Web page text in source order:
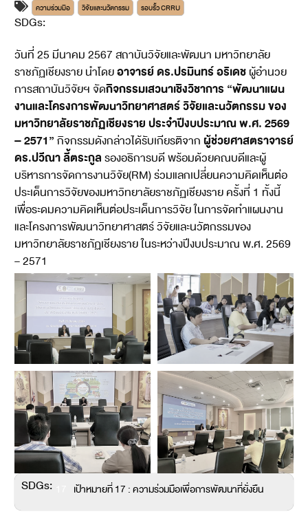
ความร่วมมือ วิจัยและนวัตกรรม รอบรั้ว CRRU
SDGs:
วันที่ 25 มีนาคม 2567 สถาบันวิจัยและพัฒนา มหาวิทยาลัย
ราชภัฏเชียงราย นำโดยอาจารย์ ดร.ปรมินทร์ อริเดชผู้อำนวย
การสถาบันวิจัยฯ จัดกิจกรรมเสวนาเชิงวิชาการ “พัฒนาแผน
งานและโครงการพัฒนาวิทยาศาสตร์ วิจัยและนวัตกรรม ของ
มหาวิทยาลัยราชภัฏเชียงราย ประจำปีงบประมาณ พ.ศ. 2569
– 2571”กิจกรรมดังกล่าวได้รับเกียรติจากผู้ช่วยศาสตราจารย์
ดร.ปวีณา ลี้ตระกูลรองอธิการบดี พร้อมด้วยคณบดีและผู้
บริหารการจัดการงานวิจัย(RM) ร่วมแลกเปลี่ยนความคิดเห็นต่อ
ประเด็นการวิจัยของมหาวิทยาลัยราชภัฏเชียงราย ครั้งที่ 1 ทั้งนี้
เพื่อระดมความคิดเห็นต่อประเด็นการวิจัย ในการจัดทำแผนงาน
และโครงการพัฒนาวิทยาศาสตร์ วิจัยและนวัตกรรมของ
มหาวิทยาลัยราชภัฏเชียงราย ในระหว่างปีงบประมาณ พ.ศ. 2569
– 2571
SDGs: เป้าหมายที่ 17 : ความร่วมมือเพื่อการพัฒนาที่ยั่งยืน